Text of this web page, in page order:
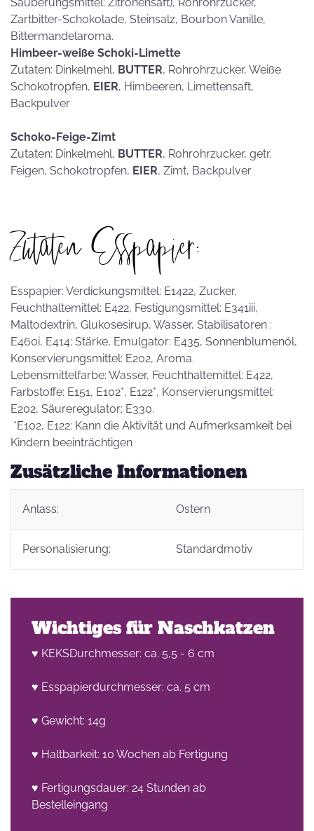
Zartbitter-Schokolade, Steinsalz, Bourbon Vanille,
Bittermandelaroma.
Himbeer-weiße Schoki-Limette
Zutaten: Dinkelmehl, BUTTER, Rohrohrzucker, Weiße
Schokotropfen, EIER, Himbeeren, Limettensaft,
Backpulver
Schoko-Feige-Zimt
Zutaten: Dinkelmehl, BUTTER, Rohrohrzucker, getr.
Feigen, Schokotropfen, EIER, Zimt, Backpulver
Zutaten Esspapier:
Esspapier: Verdickungsmittel: E1422, Zucker,
Feuchthaltemittel: E422, Festigungsmittel: E341iii,
Maltodextrin, Glukosesirup, Wasser, Stabilisatoren :
E460i, E414; Stärke, Emulgator: E435, Sonnenblumenöl,
Konservierungsmittel: E202, Aroma.
Lebensmittelfarbe: Wasser, Feuchthaltemittel: E422,
Farbstoffe: E151, E102*, E122*, Konservierungsmittel:
E202, Säureregulator: E330.
*E102, E122: Kann die Aktivität und Aufmerksamkeit bei
Kindern beeinträchtigen
Zusätzliche Informationen
Anlass: Ostern
Personalisierung: Standardmotiv
Wichtiges für Naschkatzen
♥ KEKSDurchmesser: ca. 5,5 - 6 cm
♥ Esspapierdurchmesser: ca. 5 cm
♥ Gewicht: 14g
♥ Haltbarkeit: 10 Wochen ab Fertigung
♥ Fertigungsdauer: 24 Stunden ab
Bestelleingang